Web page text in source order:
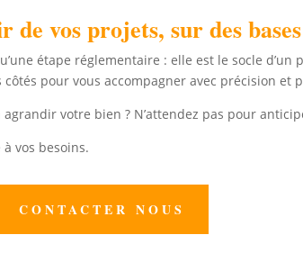
vos projets, sur des
étape réglementaire : elle est le socle
pour vous accompagner avec précision et
votre bien ? N’attendez pas pour
vos besoins.
CONTACTER NOUS